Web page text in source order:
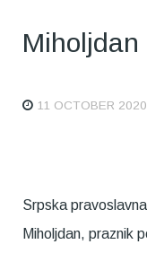
Miholjdan
11 OCTOBER 2020
Srpska
Miholjdan, praznik